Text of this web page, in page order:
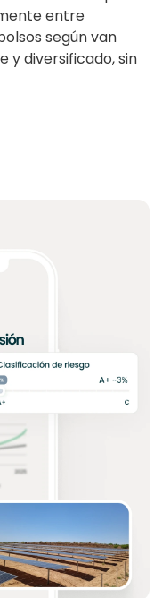
entre
según van
y diversificado, sin